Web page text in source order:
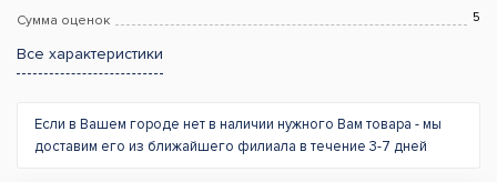
Сумма оценок 5
Все характеристики
Если в Вашем городе нет в наличии нужного Вам товара - мы
доставим его из ближайшего филиала в течение 3-7 дней